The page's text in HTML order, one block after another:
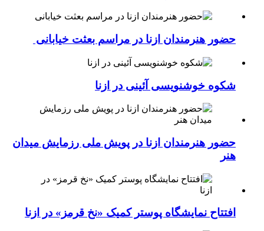
حضور هنرمندان ازنا در مراسم بعثت خیابانی
شکوه خوشنویسی آئینی در ازنا
حضور هنرمندان ازنا در پویش ملی رزمایش میدان
هنر
افتتاح نمایشگاه پوستر کمیک «نخ قرمز» در ازنا